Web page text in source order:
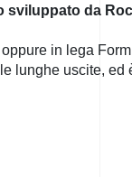
sviluppato da
in lega
lunghe uscite, ed